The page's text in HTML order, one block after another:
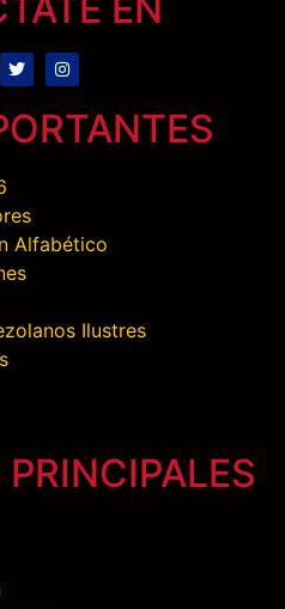
Alfabético
Ilustres